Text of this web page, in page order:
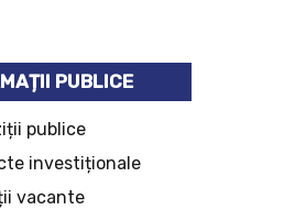
PUBLICE
publice
investiționale
vacante